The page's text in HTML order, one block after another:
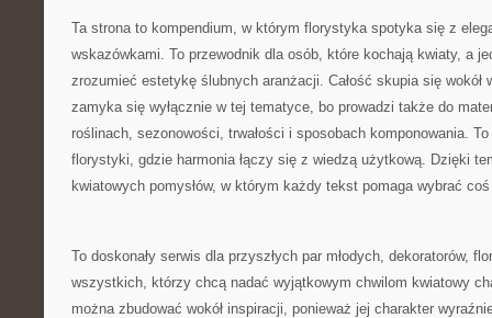
Ta strona to kompendium, w którym florystyka spotyka się z
wskazówkami. To przewodnik dla osób, które kochają kwiaty, a
zrozumieć estetykę ślubnych aranżacji. Całość skupia się wokół
zamyka się wyłącznie w tej tematyce, bo prowadzi także do
roślinach, sezonowości, trwałości i sposobach komponowania.
florystyki, gdzie harmonia łączy się z wiedzą użytkową. Dzięki
kwiatowych pomysłów, w którym każdy tekst pomaga wybrać
To doskonały serwis dla przyszłych par młodych, dekoratorów,
wszystkich, którzy chcą nadać wyjątkowym chwilom kwiatowy
można zbudować wokół inspiracji, ponieważ jej charakter